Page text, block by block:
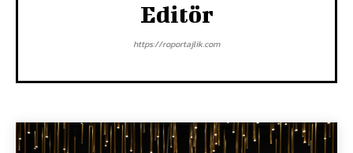
Editör
https://roportajlik.com